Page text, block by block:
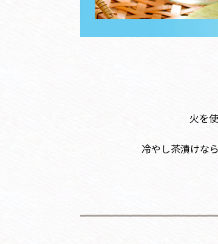
火を
冷やし茶漬けな